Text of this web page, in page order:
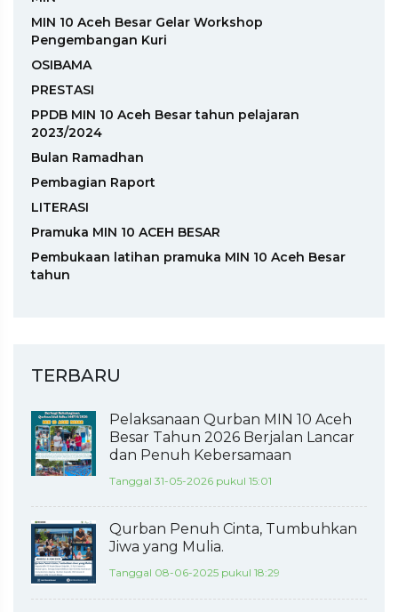
MIN 10 Aceh Besar Gelar Workshop
Pengembangan Kuri
OSIBAMA
PRESTASI
PPDB MIN 10 Aceh Besar tahun pelajaran
2023/2024
Bulan Ramadhan
Pembagian Raport
LITERASI
Pramuka MIN 10 ACEH BESAR
Pembukaan latihan pramuka MIN 10 Aceh Besar
tahun
TERBARU
Pelaksanaan Qurban MIN 10 Aceh
Besar Tahun 2026 Berjalan Lancar
dan Penuh Kebersamaan
Tanggal 31-05-2026 pukul 15:01
Qurban Penuh Cinta, Tumbuhkan
Jiwa yang Mulia.
Tanggal 08-06-2025 pukul 18:29